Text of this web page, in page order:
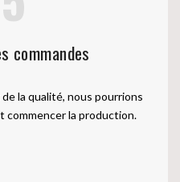
commandes
la qualité, nous pourrions
commencer la production.